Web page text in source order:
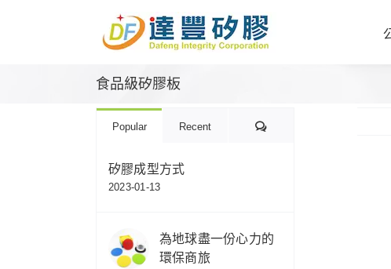
食品級矽膠板
Popular Recent Comments
矽膠成型方式
2023-01-13
為地球盡一份心力的
環保商旅